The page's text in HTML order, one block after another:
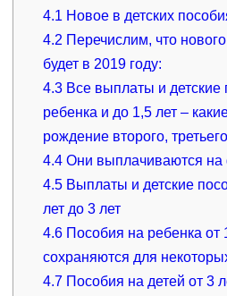
4.1 Новое в детских
4.2 Перечислим, что
будет в 2019 году:
4.3 Все выплаты и детские
ребенка и до 1,5 лет –
рождение второго,
4.4 Они выплачиваются
4.5 Выплаты и детские
лет до 3 лет
4.6 Пособия на ребенка от
сохраняются для
4.7 Пособия на детей от 3